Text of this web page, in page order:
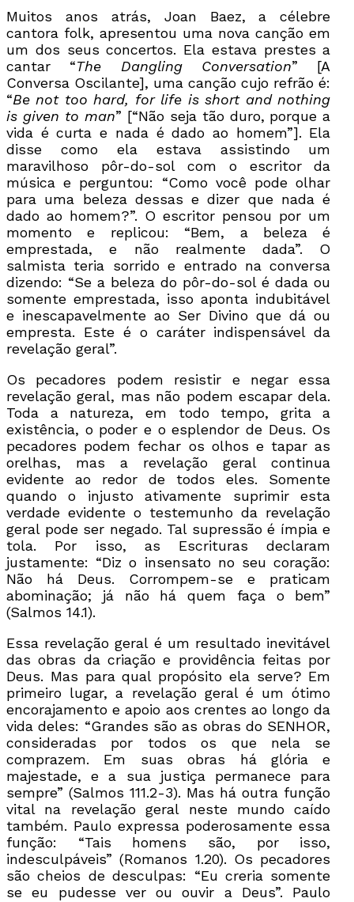
Muitos anos atrás, Joan Baez, a célebre
cantora folk, apresentou uma nova canção em
um dos seus concertos. Ela estava prestes a
cantar “The Dangling Conversation” [A
Conversa Oscilante], uma canção cujo refrão é:
“Be not too hard, for life is short and nothing
is given to man” [“Não seja tão duro, porque a
vida é curta e nada é dado ao homem”]. Ela
disse como ela estava assistindo um
maravilhoso pôr-do-sol com o escritor da
música e perguntou: “Como você pode olhar
para uma beleza dessas e dizer que nada é
dado ao homem?”. O escritor pensou por um
momento e replicou: “Bem, a beleza é
emprestada, e não realmente dada”. O
salmista teria sorrido e entrado na conversa
dizendo: “Se a beleza do pôr-do-sol é dada ou
somente emprestada, isso aponta indubitável
e inescapavelmente ao Ser Divino que dá ou
empresta. Este é o caráter indispensável da
revelação geral”.
Os pecadores podem resistir e negar essa
revelação geral, mas não podem escapar dela.
Toda a natureza, em todo tempo, grita a
existência, o poder e o esplendor de Deus. Os
pecadores podem fechar os olhos e tapar as
orelhas, mas a revelação geral continua
evidente ao redor de todos eles. Somente
quando o injusto ativamente suprimir esta
verdade evidente o testemunho da revelação
geral pode ser negado. Tal supressão é ímpia e
tola. Por isso, as Escrituras declaram
justamente: “Diz o insensato no seu coração:
Não há Deus. Corrompem-se e praticam
abominação; já não há quem faça o bem”
(Salmos 14.1).
Essa revelação geral é um resultado inevitável
das obras da criação e providência feitas por
Deus. Mas para qual propósito ela serve? Em
primeiro lugar, a revelação geral é um ótimo
encorajamento e apoio aos crentes ao longo da
vida deles: “Grandes são as obras do SENHOR,
consideradas por todos os que nela se
comprazem. Em suas obras há glória e
majestade, e a sua justiça permanece para
sempre” (Salmos 111.2-3). Mas há outra função
vital na revelação geral neste mundo caído
também. Paulo expressa poderosamente essa
função: “Tais homens são, por isso,
indesculpáveis” (Romanos 1.20). Os pecadores
são cheios de desculpas: “Eu creria somente
se eu pudesse ver ou ouvir a Deus”. Paulo